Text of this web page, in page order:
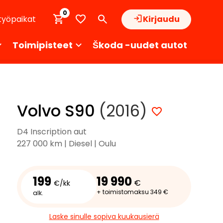
Kirjaudu
0
Toimipisteet Škoda -uudet autot
Volvo S90 (2016)
D4 Inscription aut
227 000 km | Diesel | Oulu
199 €/kk
alk.
19 990 €
+ toimistomaksu 349 €
Laske sinulle sopiva kuukausierä